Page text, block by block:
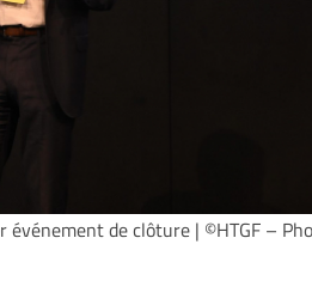
événement de clôture | ©HTGF –